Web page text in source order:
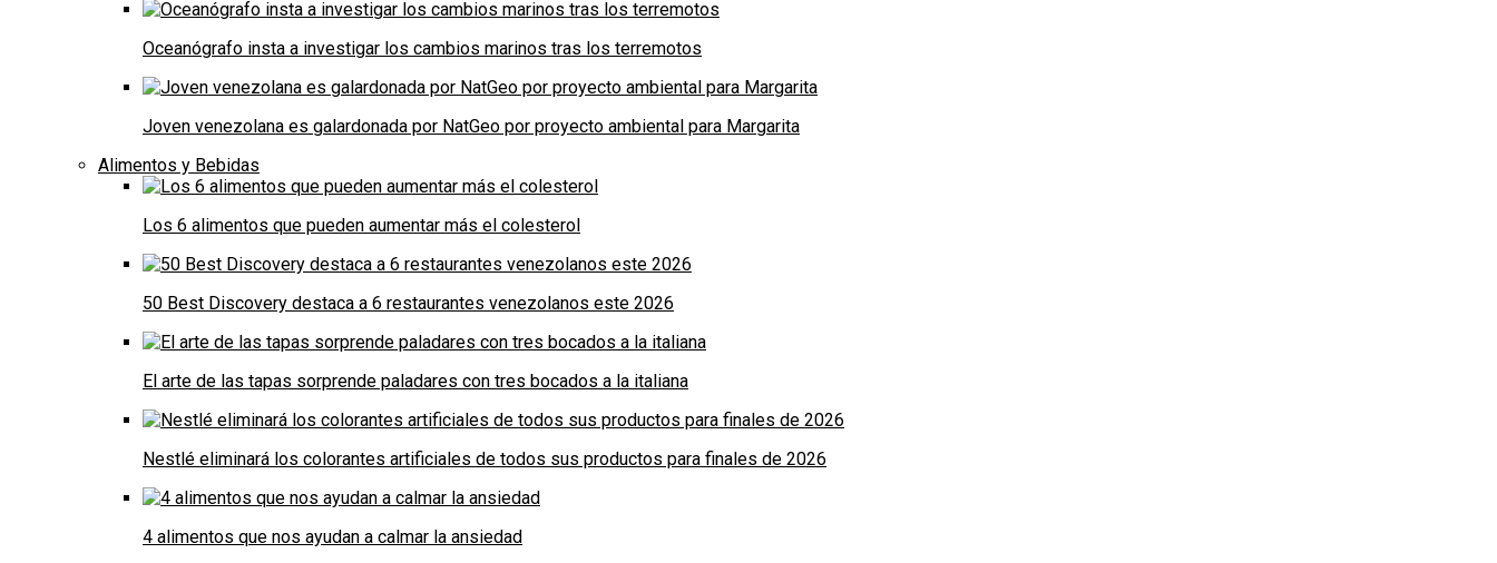
Oceanógrafo insta a investigar los cambios marinos tras los terremotos
Joven venezolana es galardonada por NatGeo por proyecto ambiental para Margarita
Alimentos y Bebidas
Los 6 alimentos que pueden aumentar más el colesterol
50 Best Discovery destaca a 6 restaurantes venezolanos este 2026
El arte de las tapas sorprende paladares con tres bocados a la italiana
Nestlé eliminará los colorantes artificiales de todos sus productos para finales de 2026
4 alimentos que nos ayudan a calmar la ansiedad